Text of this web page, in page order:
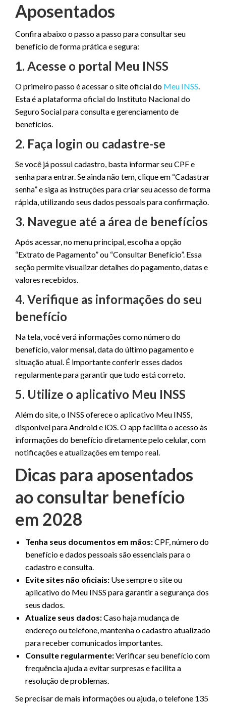
Aposentados
Confira abaixo o passo a passo para consultar seu
benefício de forma prática e segura:
1. Acesse o portal Meu INSS
O primeiro passo é acessar o site oficial do Meu INSS.
Esta é a plataforma oficial do Instituto Nacional do
Seguro Social para consulta e gerenciamento de
benefícios.
2. Faça login ou cadastre-se
Se você já possui cadastro, basta informar seu CPF e
senha para entrar. Se ainda não tem, clique em “Cadastrar
senha” e siga as instruções para criar seu acesso de forma
rápida, utilizando seus dados pessoais para confirmação.
3. Navegue até a área de benefícios
Após acessar, no menu principal, escolha a opção
“Extrato de Pagamento” ou “Consultar Benefício”. Essa
seção permite visualizar detalhes do pagamento, datas e
valores recebidos.
4. Verifique as informações do seu
benefício
Na tela, você verá informações como número do
benefício, valor mensal, data do último pagamento e
situação atual. É importante conferir esses dados
regularmente para garantir que tudo está correto.
5. Utilize o aplicativo Meu INSS
Além do site, o INSS oferece o aplicativo Meu INSS,
disponível para Android e iOS. O app facilita o acesso às
informações do benefício diretamente pelo celular, com
notificações e atualizações em tempo real.
Dicas para aposentados
ao consultar benefício
em 2028
Tenha seus documentos em mãos:CPF, número do
benefício e dados pessoais são essenciais para o
cadastro e consulta.
Evite sites não oficiais: Use sempre o site ou
aplicativo do Meu INSS para garantir a segurança dos
seus dados.
Atualize seus dados:Caso haja mudança de
endereço ou telefone, mantenha o cadastro atualizado
para receber comunicados importantes.
Consulte regularmente:Verificar seu benefício com
frequência ajuda a evitar surpresas e facilita a
resolução de problemas.
Se precisar de mais informações ou ajuda, o telefone 135